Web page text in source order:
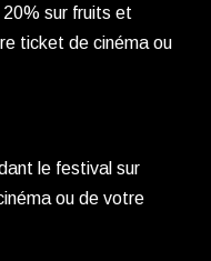
20% sur fruits et
ticket de cinéma ou
le festival sur
ou de votre